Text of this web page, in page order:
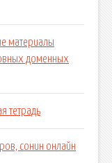
материалы
доменных
тетрадь
сонин онлайн